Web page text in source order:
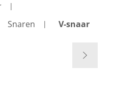
Snaren V-snaar